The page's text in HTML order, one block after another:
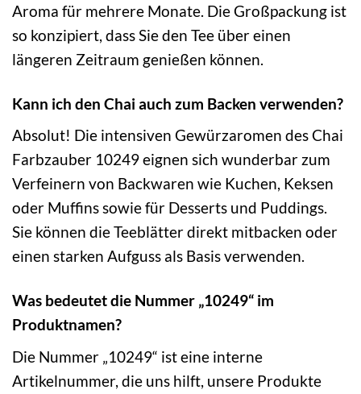
Aroma für mehrere Monate. Die Großpackung ist
so konzipiert, dass Sie den Tee über einen
längeren Zeitraum genießen können.
Kann ich den Chai auch zum Backen verwenden?
Absolut! Die intensiven Gewürzaromen des Chai
Farbzauber 10249 eignen sich wunderbar zum
Verfeinern von Backwaren wie Kuchen, Keksen
oder Muffins sowie für Desserts und Puddings.
Sie können die Teeblätter direkt mitbacken oder
einen starken Aufguss als Basis verwenden.
Was bedeutet die Nummer „10249“ im
Produktnamen?
Die Nummer „10249“ ist eine interne
Artikelnummer, die uns hilft, unsere Produkte